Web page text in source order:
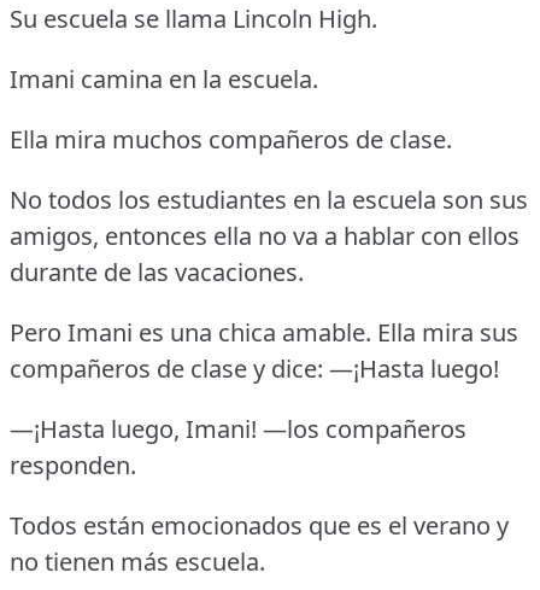
Su escuela se llama Lincoln High.
Imani camina en la escuela.
Ella mira muchos compañeros de clase.
No todos los estudiantes en la escuela son sus
amigos, entonces ella no va a hablar con ellos
durante de las vacaciones.
Pero Imani es una chica amable. Ella mira sus
compañeros de clase y dice: —¡Hasta luego!
—¡Hasta luego, Imani! —los compañeros
responden.
Todos están emocionados que es el verano y
no tienen más escuela.